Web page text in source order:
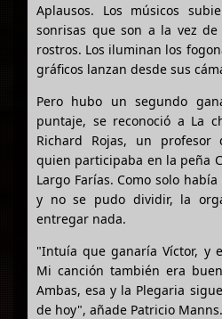
Aplausos. Los músicos
sonrisas que son a la vez
rostros. Los iluminan los
gráficos lanzan desde sus
Pero hubo un segundo
puntaje, se reconoció a La
Richard Rojas, un profesor
quien participaba en la peña
Largo Farías. Como solo
y no se pudo dividir, la
entregar nada.
"Intuía que ganaría Víctor, y
Mi canción también era
Ambas, esa y la Plegaria
de hoy", añade Patricio Manns.